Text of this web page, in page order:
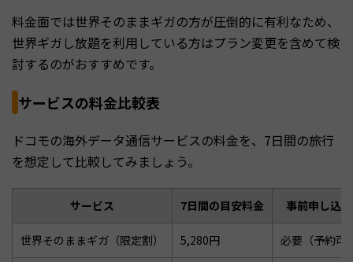
料金面では世界そのままギガの方が圧倒的に有利なため、
世界ギガし放題を利用している方はプラン変更を含めて検
討するのがおすすめです。
サービスの料金比較表
ドコモの海外データ通信サービスの料金を、7日間の旅行
を想定して比較してみましょう。
サービス 7日間の目安料金 事前申し込み
世界そのままギガ（限定割） 5,280円 必要（予約可